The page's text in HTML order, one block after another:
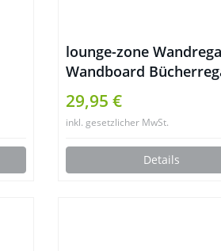
lounge-zone
Wandboard
Hängeregal
Board REGALUS weiß
Pinie 4 Fächer 148cm
29,95 €
inkl. gesetzlicher MwSt.
Details